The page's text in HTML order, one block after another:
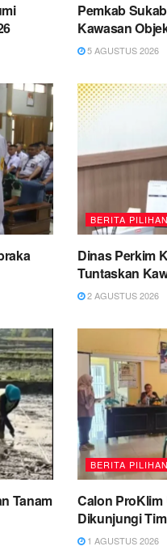
Pemkab
Kawasan
5 AGUSTUS 2026
BERITA PILIHAN
Dinas Perkim
Tuntaskan
2 AGUSTUS 2026
Tanam
BERITA PILIHAN
Calon ProKlim
Dikunjungi
1 AGUSTUS 2026